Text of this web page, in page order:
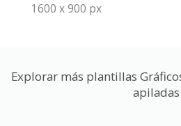
1600 x 900 px
Explorar más plantillas
apiladas